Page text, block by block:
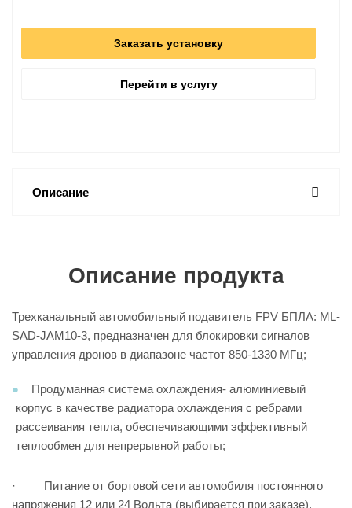
Заказать установку
Перейти в услугу
Описание
Описание продукта
Трехканальный автомобильный подавитель FPV БПЛА: ML-
SAD-JAM10-3, предназначен для блокировки сигналов
управления дронов в диапазоне частот 850-1330 МГц;
Продуманная система охлаждения- алюминиевый
корпус в качестве радиатора охлаждения с ребрами
рассеивания тепла, обеспечивающими эффективный
теплообмен для непрерывной работы;
· Питание от бортовой сети автомобиля постоянного
напряжения 12 или 24 Вольта (выбирается при заказе),